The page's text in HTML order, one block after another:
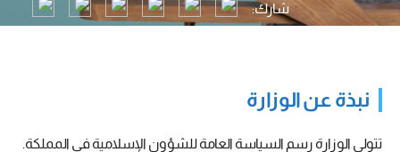
شارك:
نبذة عن الوزارة
تتولى الوزارة رسم السياسة العامة للشؤون الإسلامية في المملكة.